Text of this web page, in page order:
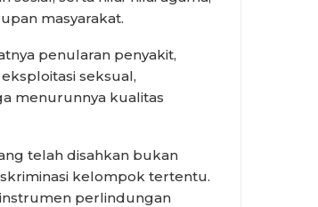
masyarakat.
penularan penyakit,
seksual,
menurunnya kualitas
telah disahkan bukan
kelompok tertentu.
instrumen perlindungan